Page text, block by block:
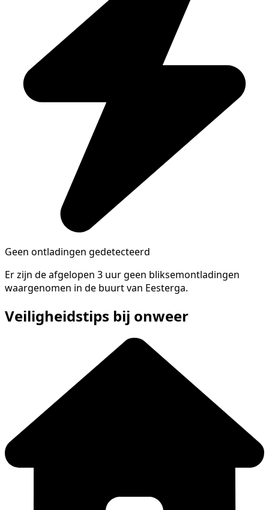
Geen ontladingen gedetecteerd
Er zijn de afgelopen 3 uur geen bliksemontladingen
waargenomen in de buurt van Eesterga.
Veiligheidstips bij onweer